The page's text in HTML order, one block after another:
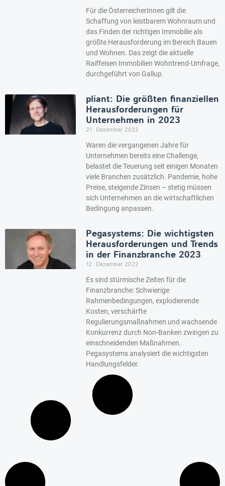
Für die ÖsterreicherInnen gilt die
Schaffung von leistbarem Wohnraum und
das Finden der richtigen Immobilie als
größte Herausforderung im Bereich Bauen
und Wohnen. Das zeigt die aktuelle
Raiffeisen Immobilien Wohntrend-Umfrage,
durchgeführt von Gallup.
pliant: Die größten finanziellen
Herausforderungen für
Unternehmen in 2023
21. Dezember 2022
Waren die vergangenen Jahre für
Unternehmen bereits eine Challenge,
belastet die Teuerung seit einigen Monaten
viele Branchen zusätzlich. Pandemie, hohe
Preise, steigende Zinsen – stetig müssen
sich Unternehmen an die wirtschaftlichen
Bedingung anpassen.
Pegasystems: Die wichtigsten
Herausforderungen und Trends
in der Finanzbranche 2023
12. Dezember 2022
Es sind stürmische Zeiten für die
Finanzbranche: Schwierige
Rahmenbedingungen, explodierende
Kosten, verschärfte
Regulierungsmaßnahmen und wachsende
Konkurrenz durch Non-Banken zwingen zu
einschneidenden Maßnahmen.
Pegasystems analysiert die wichtigsten
Handlungsfelder.